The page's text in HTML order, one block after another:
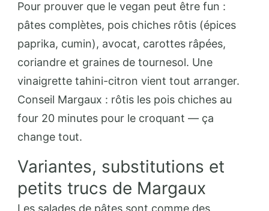
Pour prouver que le vegan peut être fun :
pâtes complètes, pois chiches rôtis (épices
paprika, cumin), avocat, carottes râpées,
coriandre et graines de tournesol. Une
vinaigrette tahini-citron vient tout arranger.
Conseil Margaux : rôtis les pois chiches au
four 20 minutes pour le croquant — ça
change tout.
Variantes, substitutions et
petits trucs de Margaux
Les salades de pâtes sont comme des